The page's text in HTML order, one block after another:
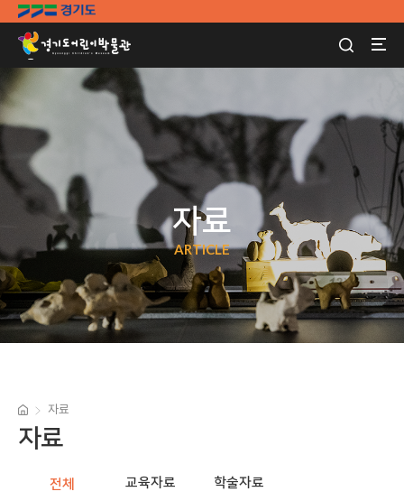
자료
ARTICLE
자료
자료
전체 교육자료 학술자료